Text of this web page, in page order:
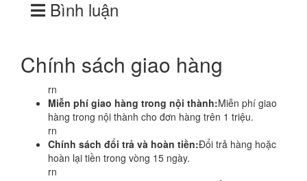
Bình luận
Chính sách giao hàng
rn
Miễn phí giao hàng trong nội thành:Miễn phí giao
hàng trong nội thành cho đơn hàng trên 1 triệu.
rn
Chính sách đổi trả và hoàn tiền:Đổi trả hàng hoặc
hoàn lại tiền trong vòng 15 ngày.
rn